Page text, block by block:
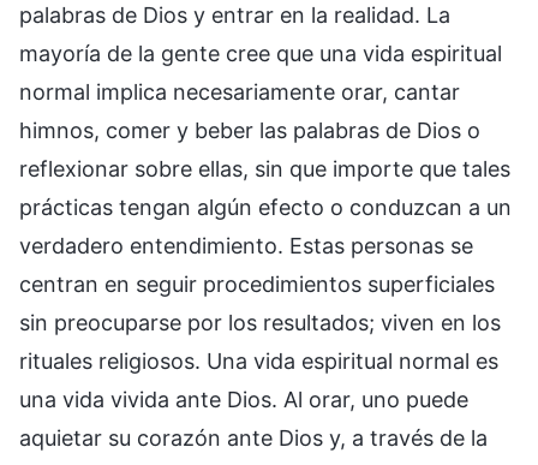
palabras de Dios y entrar en la realidad. La
mayoría de la gente cree que una vida espiritual
normal implica necesariamente orar, cantar
himnos, comer y beber las palabras de Dios o
reflexionar sobre ellas, sin que importe que tales
prácticas tengan algún efecto o conduzcan a un
verdadero entendimiento. Estas personas se
centran en seguir procedimientos superficiales
sin preocuparse por los resultados; viven en los
rituales religiosos. Una vida espiritual normal es
una vida vivida ante Dios. Al orar, uno puede
aquietar su corazón ante Dios y, a través de la